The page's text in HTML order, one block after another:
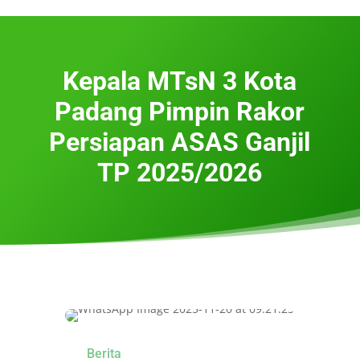
Kepala MTsN 3 Kota
Padang Pimpin Rakor
Persiapan ASAS Ganjil
TP 2025/2026
Berita